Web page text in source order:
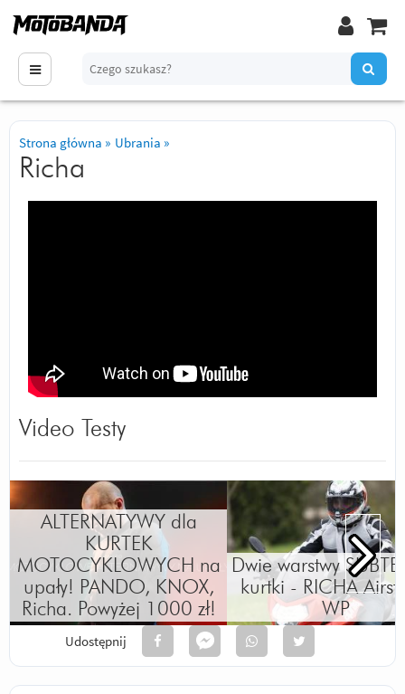
Strona główna » Ubrania »
Richa
Video Testy
ALTERNATYWY dla
KURTEK
MOTOCYKLOWYCH na
upały! PANDO, KNOX,
Richa. Powyżej 1000 zł!
Dwie warstwy
kurtki - RICHA
WP
Udostępnij